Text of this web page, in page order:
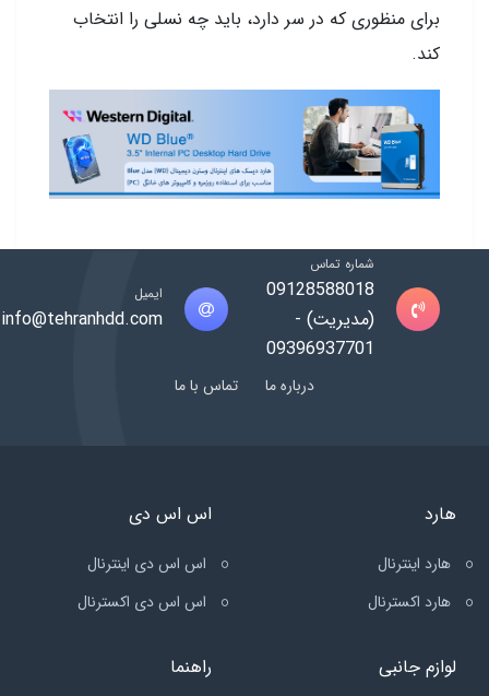
برای منظوری که در سر دارد، باید چه نسلی را انتخاب
کند.
شماره تماس
09128588018
(مدیریت) -
09396937701
ایمیل
info@tehranhdd.com
درباره ما تماس با ما
هارد
هارد اینترنال
هارد اکسترنال
اس اس دی
اس اس دی اینترنال
اس اس دی اکسترنال
لوازم جانبی راهنما